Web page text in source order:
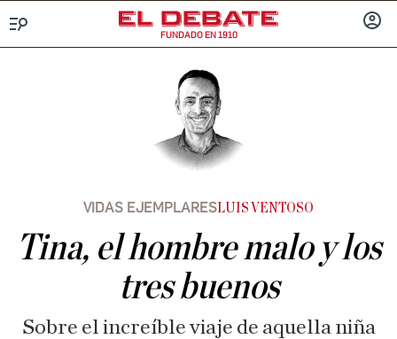
FUNDADO EN 1910
VIDAS EJEMPLARES LUIS VENTOSO
Tina, el hombre malo y los
tres buenos
Sobre el increíble viaje de aquella niña